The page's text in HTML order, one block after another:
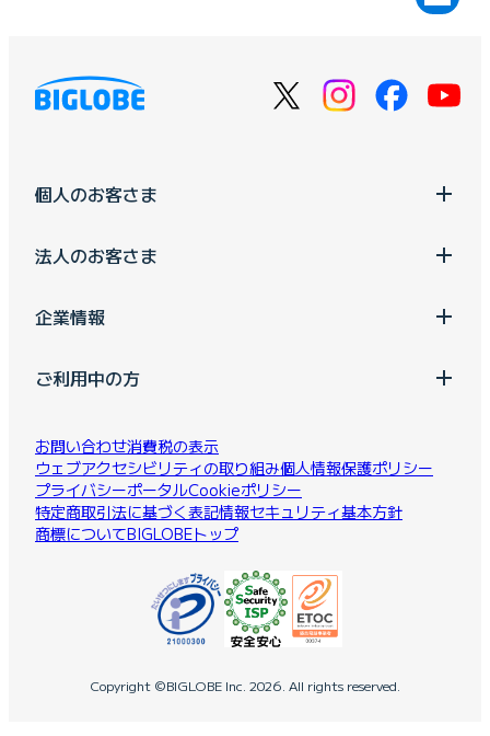
個人のお客さま
法人のお客さま
企業情報
ご利用中の方
お問い合わせ消費税の表示
ウェブアクセシビリティの取り組み個人情報保護ポリシー
プライバシーポータルCookieポリシー
特定商取引法に基づく表記情報セキュリティ基本方針
商標についてBIGLOBEトップ
Copyright ©BIGLOBE Inc. 2026. All rights reserved.